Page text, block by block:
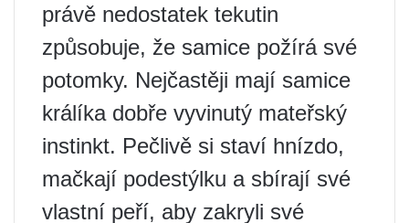
právě nedostatek tekutin
způsobuje, že samice požírá své
potomky. Nejčastěji mají samice
králíka dobře vyvinutý mateřský
instinkt. Pečlivě si staví hnízdo,
mačkají podestýlku a sbírají své
vlastní peří, aby zakryli své